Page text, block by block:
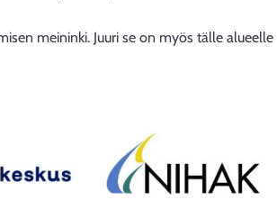
meininki. Juuri se on myös tälle alueelle